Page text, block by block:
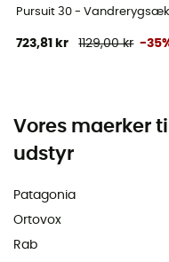
Pursuit 30 -
723,81 kr 1129,00 kr -
Vores maerker
udstyr
Patagonia
Ortovox
Rab